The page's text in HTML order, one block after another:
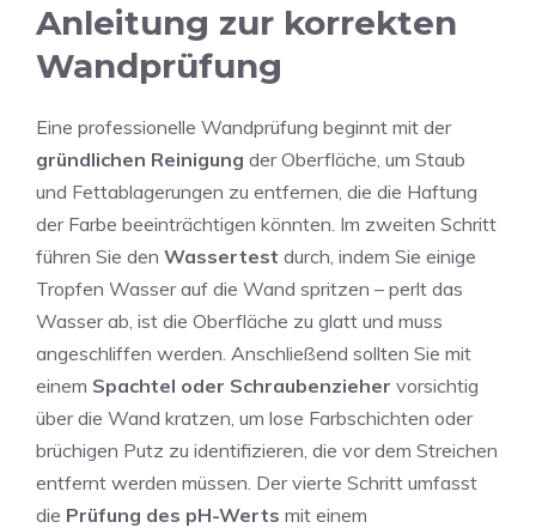
Anleitung zur korrekten
Wandprüfung
Eine professionelle Wandprüfung beginnt mit der
gründlichen Reinigung der Oberfläche, um Staub
und Fettablagerungen zu entfernen, die die Haftung
der Farbe beeinträchtigen könnten. Im zweiten Schritt
führen Sie den Wassertest durch, indem Sie einige
Tropfen Wasser auf die Wand spritzen – perlt das
Wasser ab, ist die Oberfläche zu glatt und muss
angeschliffen werden. Anschließend sollten Sie mit
einem Spachtel oder Schraubenzieher vorsichtig
über die Wand kratzen, um lose Farbschichten oder
brüchigen Putz zu identifizieren, die vor dem Streichen
entfernt werden müssen. Der vierte Schritt umfasst
die Prüfung des pH-Werts mit einem